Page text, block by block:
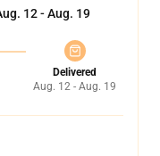
12 - Aug. 19
Delivered
Aug. 12 - Aug. 19